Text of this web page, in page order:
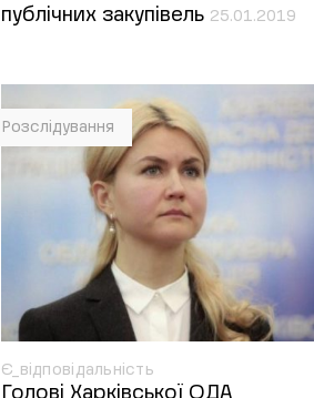
публічних закупівель 25.01.2019
Розслідування
Є_відповідальність
Голові Харківської ОДА